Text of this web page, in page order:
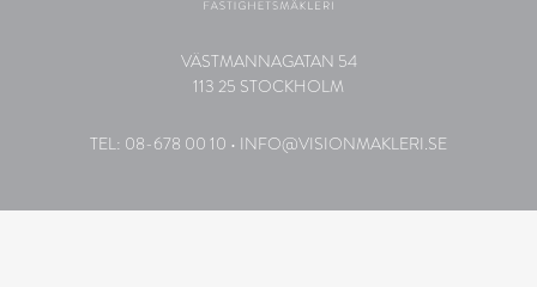
VÄSTMANNAGATAN 54
113 25 STOCKHOLM
TEL: 08-678 00 10 • INFO@VISIONMAKLERI.SE